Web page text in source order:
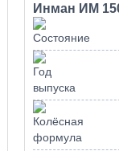
Инман ИМ